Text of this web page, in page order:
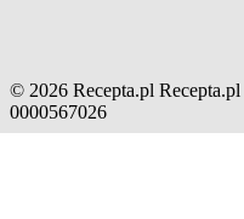
© 2026 Recepta.pl
0000567026